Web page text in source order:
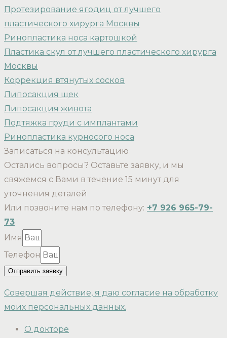
Протезирование ягодиц от лучшего
пластического хирурга Москвы
Ринопластика носа картошкой
Пластика скул от лучшего пластического хирурга
Москвы
Коррекция втянутых сосков
Липосакция щек
Липосакция живота
Подтяжка груди с имплантами
Ринопластика курносого носа
Записаться на консультацию
Остались вопросы? Оставьте заявку, и мы
свяжемся с Вами в течение 15 минут для
уточнения деталей
Или позвоните нам по телефону: +7 926 965-79-
73
Имя
Телефон
Отправить заявку
Совершая действие, я даю согласие на обработку
моих персональных данных.
О докторе